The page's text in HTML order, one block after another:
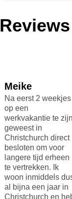
Reviews
Thomas
Ik heb ongeveer een
maand gewoond en
gewerkt als digital
nomad in
Christchurch. Het
was echt een
fantastische
ervaring om in deze
stad tijdelijk de
kunnen wonen en
werken.